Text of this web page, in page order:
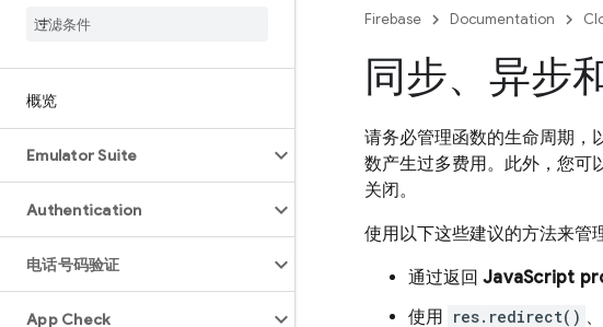
概览
Emulator Suite
Authentication
电话号码验证
App Check
Firebase Documentation
同步、异步
请务必管理函数的生命周期，
数产生过多费用。此外，您可
关闭。
使用以下这些建议的方法来管
通过返回 JavaScript
使用 res.redirect() 、